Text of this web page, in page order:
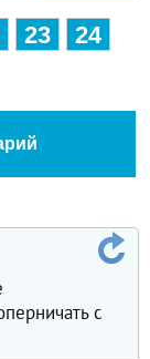
23
24
с